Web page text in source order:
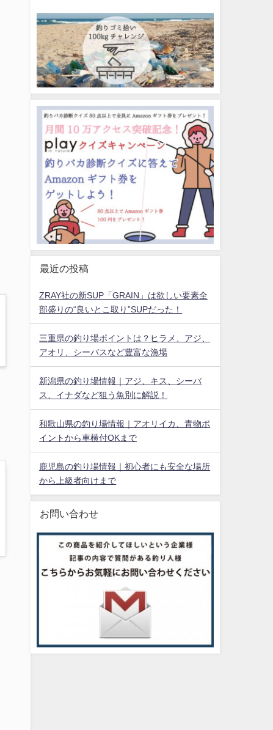
最近の投稿
ZRAY社の新SUP「GRAIN」は欲しい要素全
部盛りの“良いとこ取り”SUPだった！
三重県の釣り場ポイントは？ヒラメ、アジ、
アオリ、シーバスなど豊富な漁場
新潟県の釣り場情報｜アジ、キス、シーバ
ス、イナダなど狙う魚別に解説！
和歌山県の釣り場情報｜アオリイカ、青物ポ
イントから車横付OKまで
鹿児島の釣り場情報｜初心者にも安全な場所
から上級者向けまで
お問い合わせ